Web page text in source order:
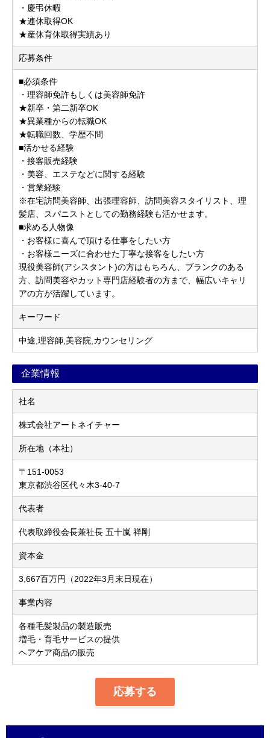
・慶弔休暇
★連休取得OK
★産休育休取得実績あり
応募条件
■必須条件
・理容師免許もしくは美容師免許
★新卒・第二新卒OK
★異業種からの転職OK
★転職回数、学歴不問
■活かせる経験
・接客販売経験
・美容、エステなどに関する経験
・営業経験
※在宅訪問美容師、出張理容師、訪問美容スタイリスト、理
髪店、スパニストとしての勤務経験も活かせます。
■求める人物像
・お客様に喜んで頂ける仕事をしたい方
・お客様ニーズに合わせた丁寧な接客をしたい方
現役美容師(アシスタント)の方はもちろん、ブランクのある
方、訪問美容やカット専門店経験者の方まで、幅広いキャリ
アの方が活躍しています。
キーワード
中途,理容師,美容院,カウンセリング
企業情報
社名
株式会社アートネイチャー
所在地（本社）
〒151-0053
東京都渋谷区代々木3-40-7
代表者
代表取締役会長兼社長 五十嵐 祥剛
資本金
3,667百万円（2022年3月末日現在）
事業内容
各種毛髪製品の製造販売
増毛・育毛サービスの提供
ヘアケア商品の販売
応募する